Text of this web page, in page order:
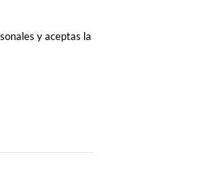
y aceptas la